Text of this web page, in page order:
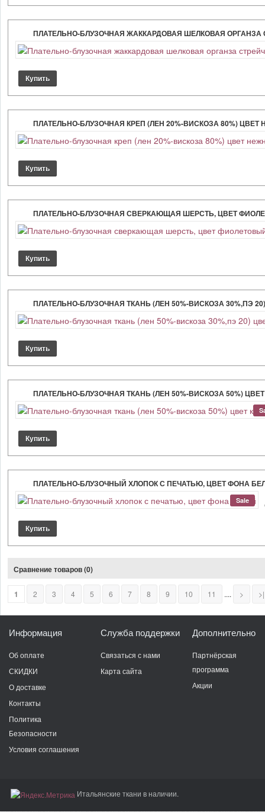
ПЛАТЕЛЬНО-БЛУЗОЧНАЯ ЖАККАРДОВАЯ ШЕЛКОВАЯ
ПЛАТЕЛЬНО-БЛУЗОЧНАЯ КРЕП (ЛЕН 20%-ВИСКОЗА 80%)
ПЛАТЕЛЬНО-БЛУЗОЧНАЯ СВЕРКАЮЩАЯ ШЕРСТЬ, ЦВЕТ
ПЛАТЕЛЬНО-БЛУЗОЧНАЯ ТКАНЬ (ЛЕН 50%-ВИСКОЗА 30%,ПЭ
ПЛАТЕЛЬНО-БЛУЗОЧНАЯ ТКАНЬ (ЛЕН 50%-ВИСКОЗА 50%)
ПЛАТЕЛЬНО-БЛУЗОЧНЫЙ ХЛОПОК С ПЕЧАТЬЮ, ЦВЕТ ФОНА
Sale
Сравнение товаров (0)
1 2 3 4 5 6 7 8 9 10 11 .... > >|
Информация
Об оплате
СКИДКИ
О доставке
Контакты
Политика
Безопасности
Условия соглашения
Служба поддержки
Связаться с нами
Карта сайта
Дополнительно
Партнёрская
программа
Акции
Итальянские ткани в наличии.